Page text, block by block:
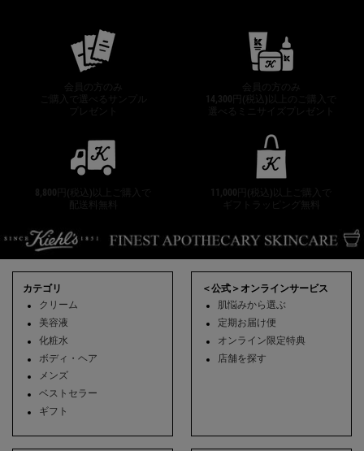
会員の方のみ
ご購入で選べるサンプル
会員の方のみ
14,300円(税込)以上のご購入で
選べるミニサイズプレゼント
8,800円(税込)以上ご購入で
11,000円(税込)以上ご購入で
カテゴリ
クリーム
美容液
化粧水
ボディ・ヘア
メンズ
ベストセラー
ギフト
＜公式＞オンラインサービス
肌悩みから選ぶ
定期お届け便
オンライン限定特典
店舗を探す